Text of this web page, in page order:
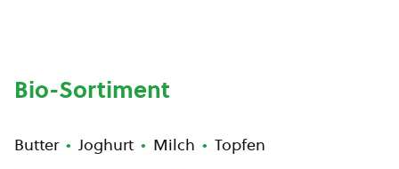
Bio-Sortiment
Butter Joghurt Milch Topfen